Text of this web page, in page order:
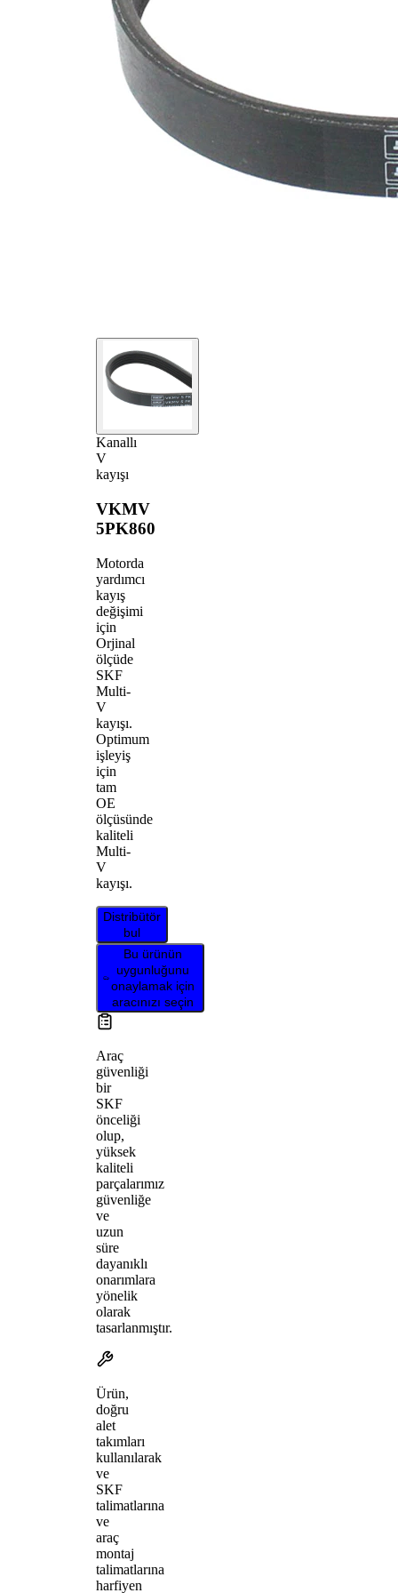
Kanallı
V
kayışı
VKMV
5PK860
Motorda
yardımcı
kayış
değişimi
için
Orjinal
ölçüde
SKF
Multi-
V
kayışı.
Optimum
işleyiş
için
tam
OE
ölçüsünde
kaliteli
Multi-
V
kayışı.
Distribütör
bul
Bu ürünün
uygunluğunu
onaylamak için
aracınızı seçin
Araç
güvenliği
bir
SKF
önceliği
olup,
yüksek
kaliteli
parçalarımız
güvenliğe
ve
uzun
süre
dayanıklı
onarımlara
yönelik
olarak
tasarlanmıştır.
Ürün,
doğru
alet
takımları
kullanılarak
ve
SKF
talimatlarına
ve
araç
montaj
talimatlarına
harfiyen
SVHC
Kayış
malzemesi
(Etilen
Propilen
Dien